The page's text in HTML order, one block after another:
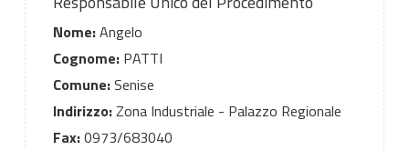
Nome:Angelo
Cognome:PATTI
Comune:Senise
Indirizzo:Zona Industriale - Palazzo Regionale
Fax:0973/683040